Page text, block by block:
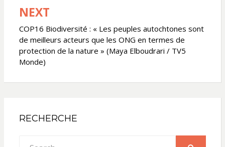
NEXT
COP16 Biodiversité : « Les peuples autochtones sont
de meilleurs acteurs que les ONG en termes de
protection de la nature » (Maya Elboudrari / TV5
Monde)
RECHERCHE